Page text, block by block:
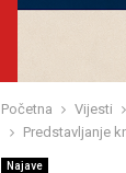
Početna Vijesti
Predstavljanje
Najave